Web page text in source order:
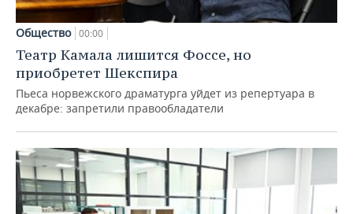
Общество 00:00
Театр Камала лишится Фоссе, но
приобретет Шекспира
Пьеса норвежского драматурга уйдет из репертуара в
декабре: запретили правообладатели